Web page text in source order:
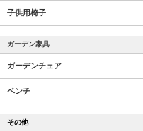
子供用椅子
ガーデン家具
ガーデンチェア
ベンチ
その他